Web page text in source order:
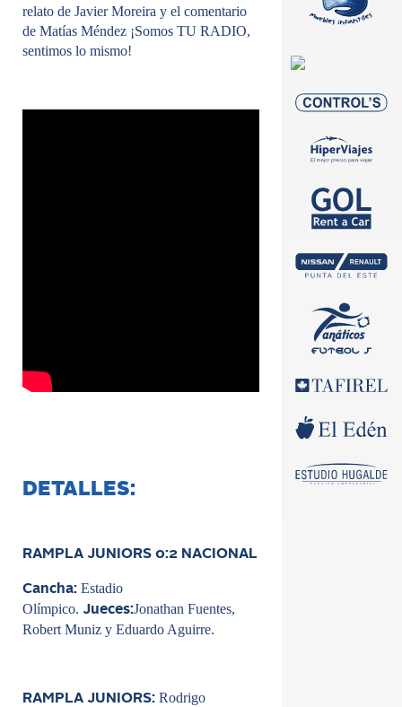
relato de Javier Moreira y el comentario
de Matías Méndez ¡Somos TU RADIO,
sentimos lo mismo!
DETALLES:
RAMPLA JUNIORS 0:2 NACIONAL
Cancha: Estadio
Olímpico. Jueces:Jonathan Fuentes,
Robert Muniz y Eduardo Aguirre.
RAMPLA JUNIORS: Rodrigo